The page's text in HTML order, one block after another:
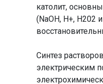
католит,
(NaOH, Н+, Н202
Синтез
электрическим